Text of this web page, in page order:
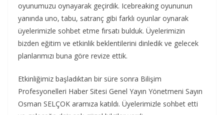
oyunumuzu oynayarak geçirdik. Icebreaking oyununun
yanında uno, tabu, satranç gibi farklı oyunlar oynarak
üyelerimizle sohbet etme fırsatı bulduk. Üyelerimizin
bizden eğitim ve etkinlik beklentilerini dinledik ve gelecek
planlarımızı buna göre revize ettik.
Etkinliğimiz başladıktan bir süre sonra Bilişim
Profesyonelleri Haber Sitesi Genel Yayın Yönetmeni Sayın
Osman SELÇOK aramıza katıldı. Üyelerimizle sohbet etti